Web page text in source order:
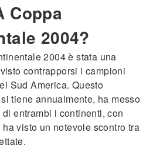
Coppa
2004?
2004 è stata una
contrapporsi i campioni
Sud America. Questo
tiene annualmente, ha messo
entrambi i continenti, con
visto un notevole scontro tra